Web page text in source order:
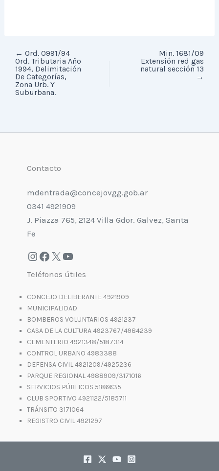
← Ord. 0991/94
Ord. Tributaria Año
1994, Delimitación
De Categorías,
Zona Urb. Y
Suburbana.
Min. 1681/09
Extensión red gas
natural sección 13
→
Contacto
mdentrada@concejovgg.gob.ar
0341 4921909
J. Piazza 765, 2124 Villa Gdor. Galvez, Santa
Fe
Teléfonos útiles
CONCEJO DELIBERANTE 4921909
MUNICIPALIDAD
BOMBEROS VOLUNTARIOS 4921237
CASA DE LA CULTURA 4923767/4984239
CEMENTERIO 4921348/5187314
CONTROL URBANO 4983388
DEFENSA CIVIL 4921209/4925236
PARQUE REGIONAL 4988909/3171016
SERVICIOS PÚBLICOS 5186635
CLUB SPORTIVO 4921122/5185711
TRÁNSITO 3171064
REGISTRO CIVIL 4921297